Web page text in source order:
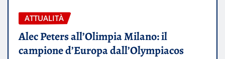
ATTUALITÀ
Alec Peters all’Olimpia Milano: il
campione d’Europa dall’Olympiacos